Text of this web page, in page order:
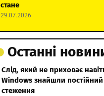
стане
29.07.2026
Останні
Слід, який не приховає
Windows знайшли постійний
стеження